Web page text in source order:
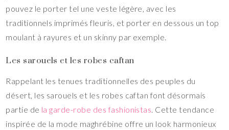
pouvez le porter tel une veste légère, avec les
traditionnels imprimés fleuris, et porter en dessous un top
moulant à rayures et un skinny par exemple.
Les sarouels et les robes caftan
Rappelant les tenues traditionnelles des peuples du
désert, les sarouels et les robes caftan font désormais
partie de la garde-robe des fashionistas. Cette tendance
inspirée de la mode maghrébine offre un look harmonieux